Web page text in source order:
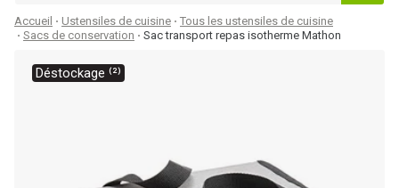
Accueil Ustensiles de cuisine
Tous les ustensiles de cuisine
Sacs de conservation
Sac transport repas isotherme Mathon
Déstockage ⁽²⁾